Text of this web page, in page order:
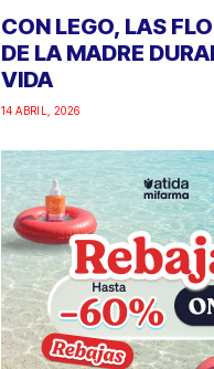
CON LEGO, LAS
DE LA MADRE
VIDA
14 ABRIL, 2026